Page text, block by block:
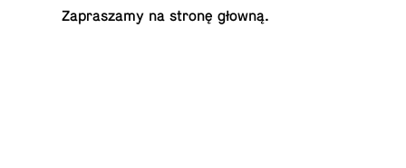
Za­pra­sza­my na stronę głowną.